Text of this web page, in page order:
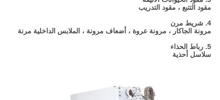
مقود التتبع ، مقود التدريب
4. شريط مرن
مرونة الجاكار ، مرونة عروة ، أضعاف مرونة ، الملابس الداخلية مرنة
5. رباط الحذاء
سلاسل أحذية